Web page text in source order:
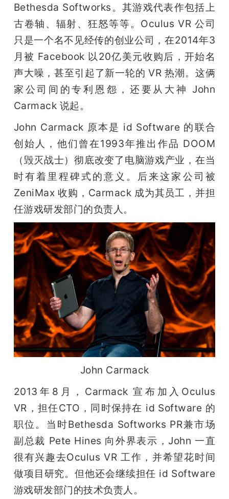
专
题
爱
搞
Bethesda Softworks。其游戏代表作包括上
古卷轴、辐射、狂怒等等。Oculus VR 公司
只是一个名不见经传的创业公司，在2014年3
月被 Facebook 以20亿美元收购后，开始名
声大噪，甚至引起了新一轮的 VR 热潮。这俩
家公司间的专利恩怨，还要从大神 John
Carmack 说起。
John Carmack 原本是 id Software 的联合
创始人，他们曾在1993年推出作品 DOOM
（毁灭战士）彻底改变了电脑游戏产业，在当
时有着里程碑式的意义。后来这家公司被
ZeniMax 收购，Carmack 成为其员工，并担
任游戏研发部门的负责人。
John Carmack
2013年8月，Carmack 宣布加入Oculus
VR，担任CTO，同时保持在 id Software 的
职位。当时Bethesda Softworks PR兼市场
副总裁 Pete Hines 向外界表示，John 一直
很有兴趣去Oculus VR 工作，并希望花时间
做项目研究。但他还会继续担任 id Software
游戏研发部门的技术负责人。